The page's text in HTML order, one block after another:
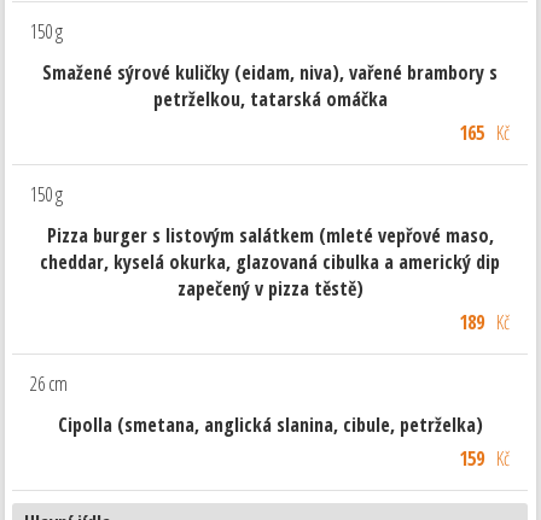
150 g
Smažené sýrové kuličky (eidam, niva), vařené brambory s
petrželkou, tatarská omáčka
165 Kč
150 g
Pizza burger s listovým salátkem (mleté vepřové maso,
cheddar, kyselá okurka, glazovaná cibulka a americký dip
zapečený v pizza těstě)
189Kč
26 cm
Cipolla (smetana, anglická slanina, cibule, petrželka)
159Kč